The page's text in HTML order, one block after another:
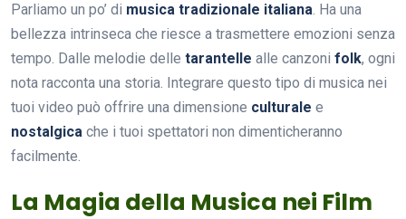
Parliamo un po’ di musica tradizionale italiana. Ha una
bellezza intrinseca che riesce a trasmettere emozioni senza
tempo. Dalle melodie delle tarantelle alle canzoni folk, ogni
nota racconta una storia. Integrare questo tipo di musica nei
tuoi video può offrire una dimensione culturale e
nostalgica che i tuoi spettatori non dimenticheranno
facilmente.
La Magia della Musica nei Film